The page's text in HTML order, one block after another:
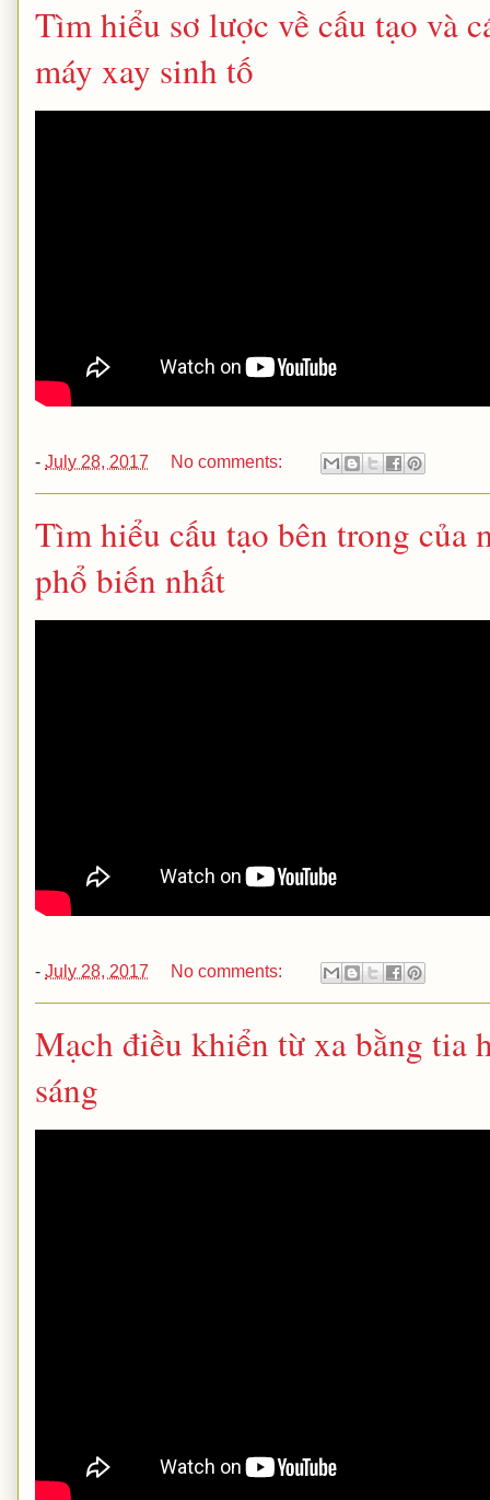
Tìm hiểu sơ lược về cấu tạo và
máy xay sinh tố
- July 28, 2017 No comments:
Tìm hiểu cấu tạo bên trong của
phổ biến nhất
- July 28, 2017 No comments:
Mạch điều khiển từ xa bằng tia
sáng